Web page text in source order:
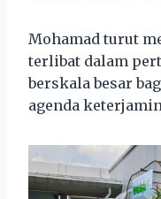
Mohamad turut
terlibat dalam
berskala besar
agenda